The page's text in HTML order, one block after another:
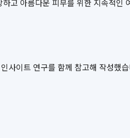
고 아름다운 피부를 위한 지속적
사이트 연구를 함께 참고해 작성